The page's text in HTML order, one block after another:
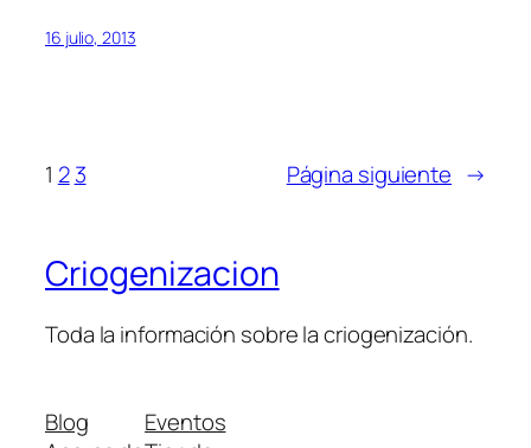
16 julio, 2013
1 2 3 Página siguiente →
Criogenizacion
Toda la información sobre la criogenización.
Blog
Eventos